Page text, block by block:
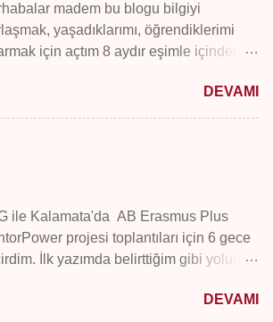
bijüteri takıya çok para vermemem
öğretisinden gelir, "ıvır zıvır bijüteri
bir tane al altın al". Üniversitede
farklı sokakları keşfetmeyi, ufak
alışverişleri. O günlerden bugüne her
uğradığım, yıllar içinde her yıl birkaç
programı yaptığım
keşfettiğimiz yeni yerler
Şimdi daha çok bir ritüel gibi
dükkanla...
madem bu blogu bilgiyi
yaşadıklarımı, öğrendiklerimi
için açtım 8 aydır eşimle içinden
aktarmam şart oldu. Bugüne kadar
bir hayırlı, olumlu hikaye
Fransızca metin varsa karşımıza
okuduk. Ekşi sözlük hele ilk gece
beni Aplastik Anemi için “kanser
sevinemezsin” yazmıştı bir
gelişirse gelişsin öğrendiklerimi umut
DEVAMI
ile Kalamata'da AB Erasmus Plus
projesi toplantıları için 6 gece
İlk yazımda belirttiğim gibi yolunuz
sahibi oldum. Otogardan otelimizeDEVAMI